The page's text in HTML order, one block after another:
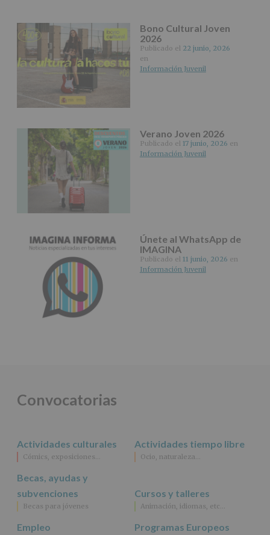
apartado
Aquí
Protegemos
tus
Datos
nuestra
página
web:
*
Obligatorio
Bono Cultural Joven
2026
Publicado el 22 junio, 2026
en
Información Juvenil
Verano Joven 2026
Publicado el 17 junio, 2026 en
Información Juvenil
Únete al WhatsApp de
IMAGINA
Publicado el 11 junio, 2026 en
Información Juvenil
Convocatorias
Actividades culturales
Cómics, exposiciones…
Actividades tiempo libre
Ocio, naturaleza…
Becas, ayudas y
subvenciones
Becas para jóvenes
Cursos y talleres
Animación, idiomas, etc…
Empleo Programas Europeos